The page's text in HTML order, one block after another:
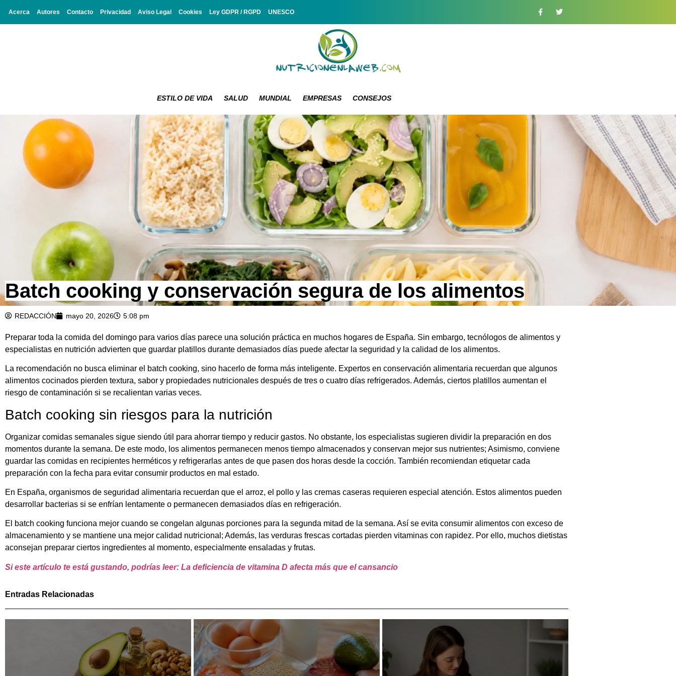
Acerca Autores Contacto Privacidad Aviso Legal Cookies Ley GDPR / RGPD UNESCO
ESTILO DE VIDA SALUD MUNDIAL EMPRESAS CONSEJOS
Batch cooking y conservación segura de los alimentos
REDACCIÓN mayo 20, 2026 5:08 pm
Preparar toda la comida del domingo para varios días parece una solución práctica en muchos hogares de España. Sin embargo, tecnólogos de alimentos y
especialistas en nutrición advierten que guardar platillos durante demasiados días puede afectar la seguridad y la calidad de los alimentos.
La recomendación no busca eliminar el batch cooking, sino hacerlo de forma más inteligente. Expertos en conservación alimentaria recuerdan que algunos
alimentos cocinados pierden textura, sabor y propiedades nutricionales después de tres o cuatro días refrigerados. Además, ciertos platillos aumentan el
riesgo de contaminación si se recalientan varias veces.
Batch cooking sin riesgos para la nutrición
Organizar comidas semanales sigue siendo útil para ahorrar tiempo y reducir gastos. No obstante, los especialistas sugieren dividir la preparación en dos
momentos durante la semana. De este modo, los alimentos permanecen menos tiempo almacenados y conservan mejor sus nutrientes; Asimismo, conviene
guardar las comidas en recipientes herméticos y refrigerarlas antes de que pasen dos horas desde la cocción. También recomiendan etiquetar cada
preparación con la fecha para evitar consumir productos en mal estado.
En España, organismos de seguridad alimentaria recuerdan que el arroz, el pollo y las cremas caseras requieren especial atención. Estos alimentos pueden
desarrollar bacterias si se enfrían lentamente o permanecen demasiados días en refrigeración.
El batch cooking funciona mejor cuando se congelan algunas porciones para la segunda mitad de la semana. Así se evita consumir alimentos con exceso de
almacenamiento y se mantiene una mejor calidad nutricional; Además, las verduras frescas cortadas pierden vitaminas con rapidez. Por ello, muchos dietistas
aconsejan preparar ciertos ingredientes al momento, especialmente ensaladas y frutas.
Si este artículo te está gustando, podrías leer: La deficiencia de vitamina D afecta más que el cansancio
Entradas Relacionadas